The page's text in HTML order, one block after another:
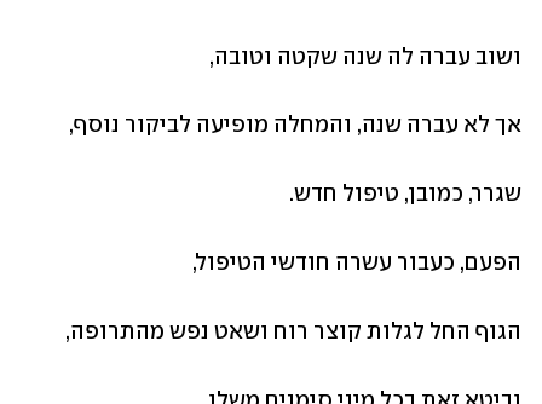
ושוב עברה לה שנה שקטה וטובה,
אך לא עברה שנה, והמחלה מופיעה לביקור נוסף,
שגרר, כמובן, טיפול חדש.
הפעם, כעבור עשרה חודשי הטיפול,
הגוף החל לגלות קוצר רוח ושאט נפש מהתרופה,